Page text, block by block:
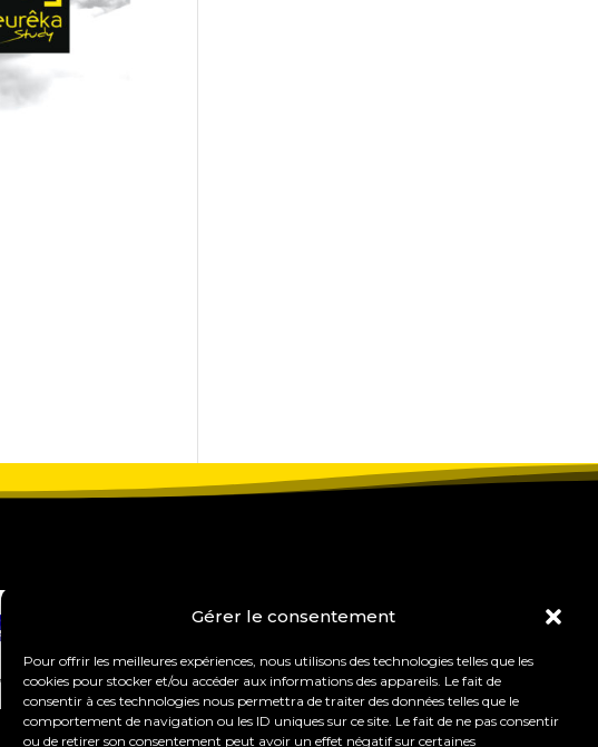
Gérer le consentement
Pour offrir les meilleures expériences, nous utilisons des technologies telles que les
cookies pour stocker et/ou accéder aux informations des appareils. Le fait de
consentir à ces technologies nous permettra de traiter des données telles que le
comportement de navigation ou les ID uniques sur ce site. Le fait de ne pas consentir
ou de retirer son consentement peut avoir un effet négatif sur certaines